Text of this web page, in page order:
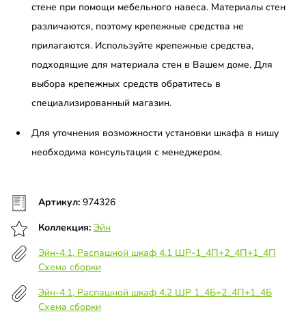
стене при помощи мебельного навеса. Материалы стен
различаются, поэтому крепежные средства не
прилагаются. Используйте крепежные средства,
подходящие для материала стен в Вашем доме. Для
выбора крепежных средств обратитесь в
специализированный магазин.
Для уточнения возможности установки шкафа в нишу
необходима консультация с менеджером.
Артикул: 974326
Коллекция: Эйн
Эйн-4.1, Распашной шкаф 4.1 ШР-1_4П+2_4П+1_4П
Схема сборки
Эйн-4.1, Распашной шкаф 4.2 ШР 1_4Б+2_4П+1_4Б
Схема сборки